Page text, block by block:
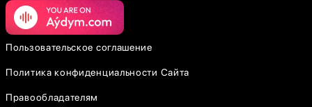
Пользовательское соглашение
Политика конфиденциальности Сайта
Правообладателям